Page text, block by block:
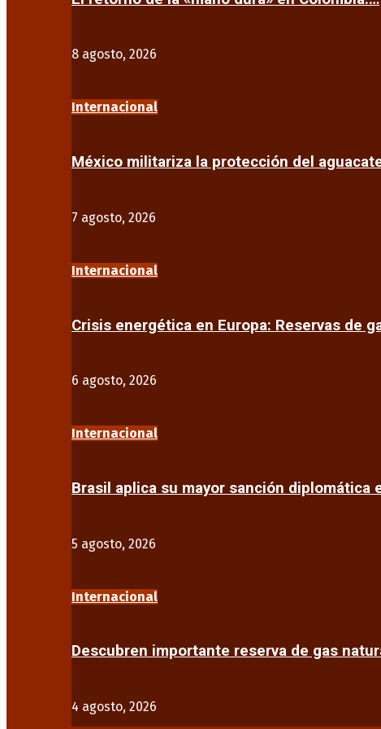
8 agosto, 2026
Internacional
México militariza la protección del
7 agosto, 2026
Internacional
Crisis energética en Europa: Reservas de
6 agosto, 2026
Internacional
Brasil aplica su mayor sanción diplomática
5 agosto, 2026
Internacional
Descubren importante reserva de gas
4 agosto, 2026